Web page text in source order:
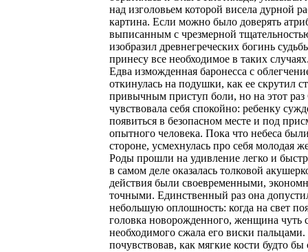
над изголовьем которой висела дурной
картина. Если можно было доверять
выписанным с чрезмерной
изобразил древнегреческих богинь
принесу все необходимое в таких
Едва изможденная баронесса с
откинулась на подушки, как ее скрутил
привычным приступ боли, но на этот раз
чувствовала себя спокойно: ребенку
появиться в безопасном месте и под
опытного человека. Пока что небеса
стороне, усмехнулась про себя молодая
Роды прошли на удивление легко и
в самом деле оказалась толковой
действия были своевременными,
точными. Единственный раз она
небольшую оплошность: когда на свет
головка новорожденного, женщина чуть
необходимого сжала его виски
почувствовав, как мягкие кости будто бы